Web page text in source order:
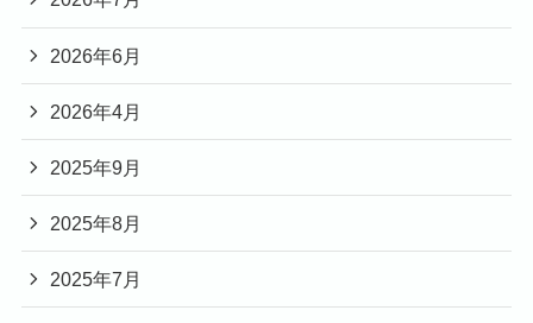
2026年6月
2026年4月
2025年9月
2025年8月
2025年7月